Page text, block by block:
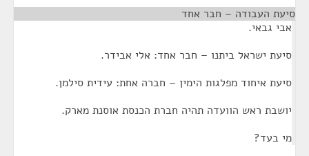
סיעת העבודה – חבר אחד
אבי גבאי.
סיעת ישראל ביתנו – חבר אחד: אלי אבידר.
סיעת איחוד מפלגות הימין – חברה אחת: עידית סילמן.
יושבת ראש הוועדה תהיה חברת הכנסת אוסנת מארק.
מי בעד?